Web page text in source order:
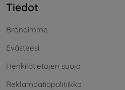
Tiedot
Brändimme
Evästeesi
Henkilötietojen suoja
Reklamaatiopolitiikka